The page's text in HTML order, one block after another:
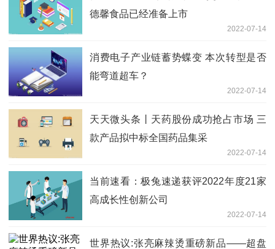
德馨食品已经准备上市
2022-07-14
消费电子产业链蓄势蝶变 本次转型是否
能弯道超车？
2022-07-14
天天微头条丨天药股份成功抢占市场 三
款产品拟中标全国药品集采
2022-07-14
当前速看：极兔速递获评2022年度21家
高成长性创新公司
2022-07-14
世界热议:张亮麻辣烫重磅新品——超盘